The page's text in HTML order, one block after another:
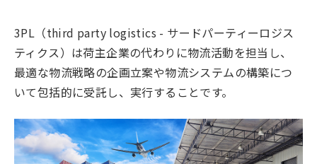
3PL（third party logistics - サードパーティーロジス
ティクス）は荷主企業の代わりに物流活動を担当し、
最適な物流戦略の企画立案や物流システムの構築につ
いて包括的に受託し、実行することです。